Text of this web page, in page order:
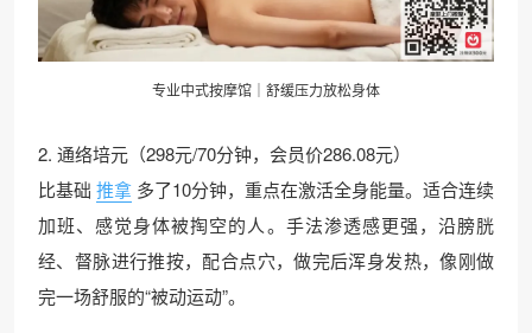
专业中式按摩馆｜舒缓压力放松身体
2. 通络培元（298元/70分钟，会员价286.08元）
比基础 推拿 多了10分钟，重点在激活全身能量。适合连续
加班、感觉身体被掏空的人。手法渗透感更强，沿膀胱
经、督脉进行推按，配合点穴，做完后浑身发热，像刚做
完一场舒服的“被动运动”。